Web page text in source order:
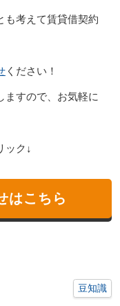
も考えて賃貸借契約
ください！
ますので、お気軽に
ック↓
はこちら
豆知識